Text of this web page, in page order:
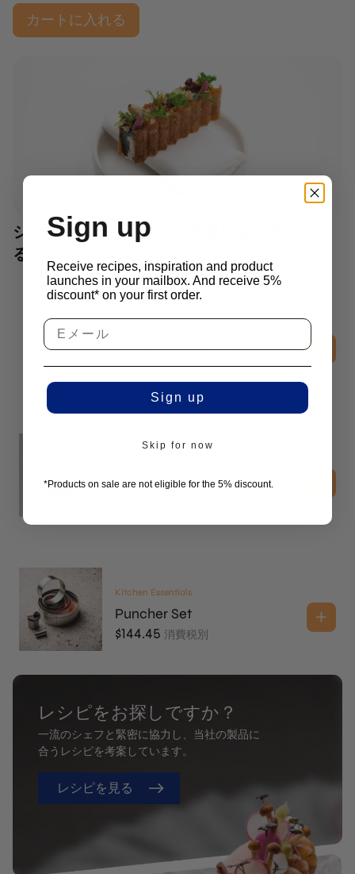
カートに入れる
シェフはしばしば、この料理と組み合わせ
る。
Basic Stencil Case
$52.00 消費税別
Crisp Holder
Kitchen Essentials
Puncher Set
$144.45 消費税別
レシピをお探しですか？
一流のシェフと緊密に協力し、当社の製品に
合うレシピを考案しています。
レシピを見る
Sign up
Receive recipes, inspiration and product
launches in your mailbox. And receive 5%
discount* on your first order.
Sign up
Skip for now
*Products on sale are not eligible for the 5% discount.